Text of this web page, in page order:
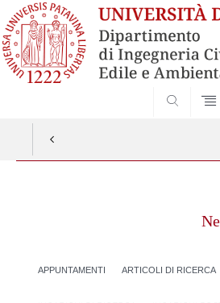
APPUNTAMENTI ARTICOLI DI RICERCA